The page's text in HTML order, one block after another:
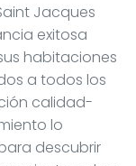
Jacques
exitosa
habitaciones
a todos los
calidad-
lo
descubrir